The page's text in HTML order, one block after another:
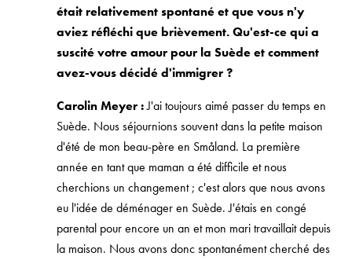
était relativement spontané et que vous n'y
aviez réfléchi que brièvement. Qu'est-ce qui a
suscité votre amour pour la Suède et comment
avez-vous décidé d'immigrer ?
Carolin Meyer :J'ai toujours aimé passer du temps en
Suède. Nous séjournions souvent dans la petite maison
d'été de mon beau-père en Småland. La première
année en tant que maman a été difficile et nous
cherchions un changement ; c'est alors que nous avons
eu l'idée de déménager en Suède. J'étais en congé
parental pour encore un an et mon mari travaillait depuis
la maison. Nous avons donc spontanément cherché des